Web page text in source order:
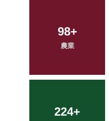
155+
專欄
70+